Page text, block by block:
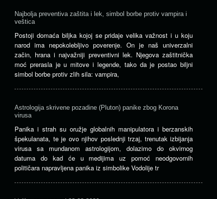
Najbolja preventiva zaštita i lek, simbol borbe protiv vampira i
veštica
Postoji domaća biljka kojoj se pridaje velika važnost i u koju
narod ima nepokolebljivo poverenje. On je naš univerzalni
začin, hrana i najvažniji preventivni lek. Njegova zaštitnička
moć prerasla je u mitove i legende, tako da je postao biljni
simbol borbe protiv zlih sila: vampira,
Astrologija skrivene pozadine (Pluton) panike zbog Korona
virusa
Panika i strah su oružje globalnih manipulatora i berzanskih
špekulanata, te je ovo njihov poslednji trzaj, trenutak izbijanja
virusa sa mundanom astrologijom, dolazimo do okvirnog
datuma do kad će u medijima uz pomoć neodgovornih
političara napravljena panika iz simbolike Vodolije tr